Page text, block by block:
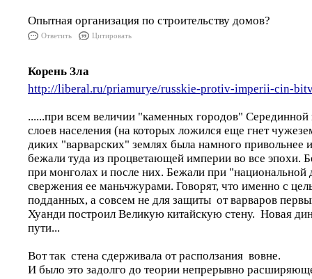
Опытная организация по строительству домов?
Ответить Цитировать
Корень Зла
http://liberal.ru/priamurye/russkie-protiv-imperii-cin-
......при всем величии "каменных городов"
слоев населения (на которых ложился еще гнет
диких "варварских" землях была намного привольнее
бежали туда из процветающей империи во все эпохи.
при монголах и после них. Бежали при
свержения ее маньчжурами. Говорят, что именно с
подданных, а совсем не для защиты от варваров
Хуанди построил Великую китайскую стену. Новая
пути...
Вот так стена сдерживала от расползания вовне.
И было это задолго до теории непрерывно